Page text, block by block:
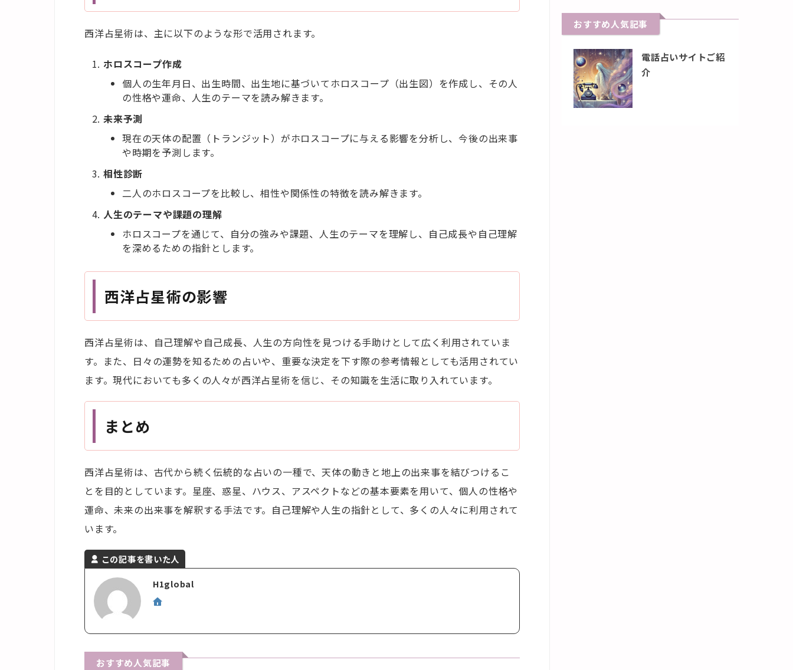
西洋占星術は、主に以下のような形で活用されます。
ホロスコープ作成
個人の生年月日、出生時間、出生地に基づいてホロスコープ（出生図）を作成し、その人
の性格や運命、人生のテーマを読み解きます。
未来予測
現在の天体の配置（トランジット）がホロスコープに与える影響を分析し、今後の出来事
や時期を予測します。
相性診断
二人のホロスコープを比較し、相性や関係性の特徴を読み解きます。
人生のテーマや課題の理解
ホロスコープを通じて、自分の強みや課題、人生のテーマを理解し、自己成長や自己理解
を深めるための指針とします。
西洋占星術の影響
西洋占星術は、自己理解や自己成長、人生の方向性を見つける手助けとして広く利用されていま
す。また、日々の運勢を知るための占いや、重要な決定を下す際の参考情報としても活用されてい
ます。現代においても多くの人々が西洋占星術を信じ、その知識を生活に取り入れています。
まとめ
西洋占星術は、古代から続く伝統的な占いの一種で、天体の動きと地上の出来事を結びつけるこ
とを目的としています。星座、惑星、ハウス、アスペクトなどの基本要素を用いて、個人の性格や
運命、未来の出来事を解釈する手法です。自己理解や人生の指針として、多くの人々に利用されて
います。
この記事を書いた人
H1global
おすすめ人気記事
おすすめ人気記事
電話占いサイトご紹
介